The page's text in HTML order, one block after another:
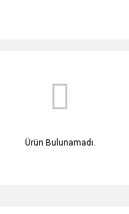
Ürün Bulunamadı.